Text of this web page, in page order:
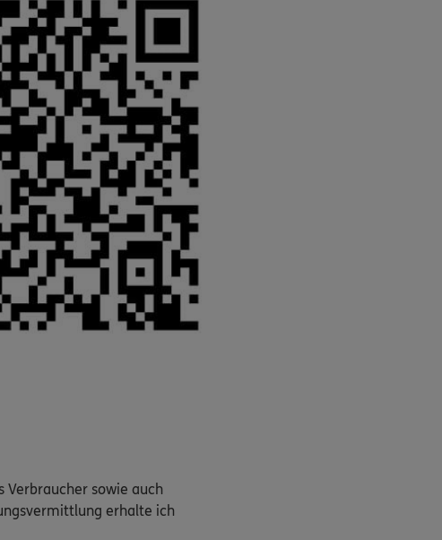
Verbraucher sowie auch
erhalte ich